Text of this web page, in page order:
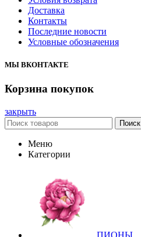
Доставка
Контакты
Последние новости
Условные обозначения
МЫ ВКОНТАКТЕ
Корзина покупок
закрыть
Поиск
Меню
Категории
ПИОНЫ